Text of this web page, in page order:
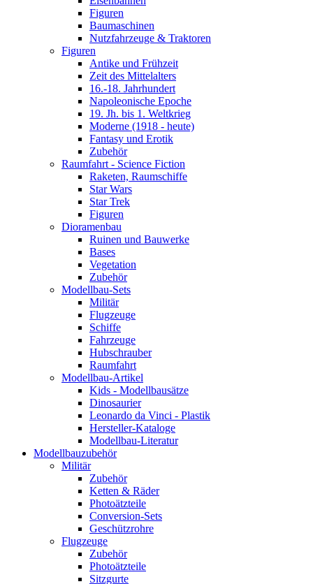
Figuren
Baumaschinen
Nutzfahrzeuge & Traktoren
Figuren
Antike und Frühzeit
Zeit des Mittelalters
16.-18. Jahrhundert
Napoleonische Epoche
19. Jh. bis 1. Weltkrieg
Moderne (1918 - heute)
Fantasy und Erotik
Zubehör
Raumfahrt - Science Fiction
Raketen, Raumschiffe
Star Wars
Star Trek
Figuren
Dioramenbau
Ruinen und Bauwerke
Bases
Vegetation
Zubehör
Modellbau-Sets
Militär
Flugzeuge
Schiffe
Fahrzeuge
Hubschrauber
Raumfahrt
Modellbau-Artikel
Kids - Modellbausätze
Dinosaurier
Leonardo da Vinci - Plastik
Hersteller-Kataloge
Modellbau-Literatur
Modellbauzubehör
Militär
Zubehör
Ketten & Räder
Photoätzteile
Conversion-Sets
Geschützrohre
Flugzeuge
Zubehör
Photoätzteile
Sitzgurte